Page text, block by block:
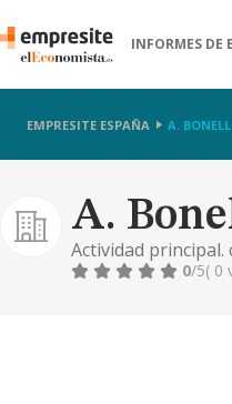
INFORMES DE
EMPRESITE ESPAÑA A.
A.
Actividad
cnae 4669
0/5( 0